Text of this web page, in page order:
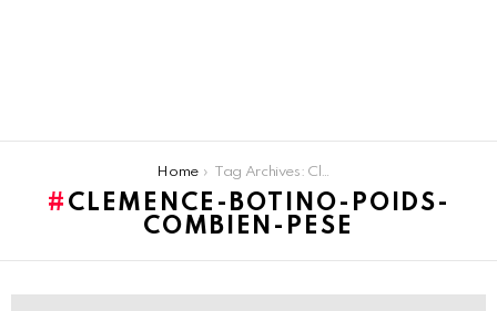
Home Tag Archives: Clemence-Botino-poids-combien-pese
CLEMENCE-BOTINO-POIDS-
COMBIEN-PESE